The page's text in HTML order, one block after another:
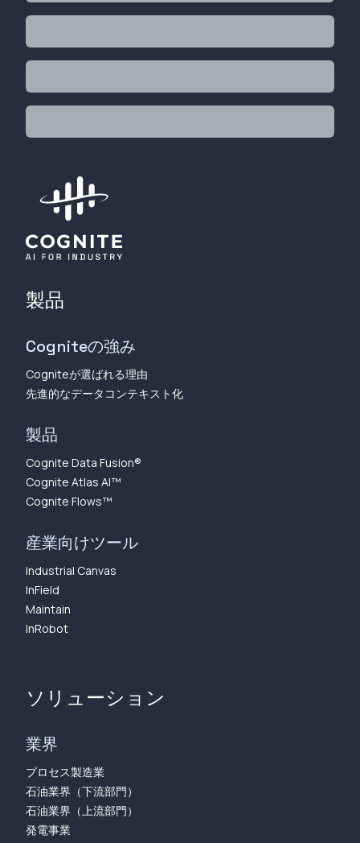
製品
Cogniteの強み
Cogniteが選ばれる理由
先進的なデータコンテキスト化
製品
Cognite Data Fusion®
Cognite Atlas AI™︎
Cognite Flows™︎
産業向けツール
Industrial Canvas
InField
Maintain
InRobot
ソリューション
業界
プロセス製造業
石油業界（下流部門）
石油業界（上流部門）
発電事業